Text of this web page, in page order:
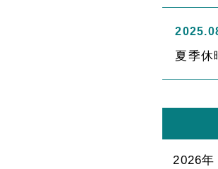
夏季休
2026年